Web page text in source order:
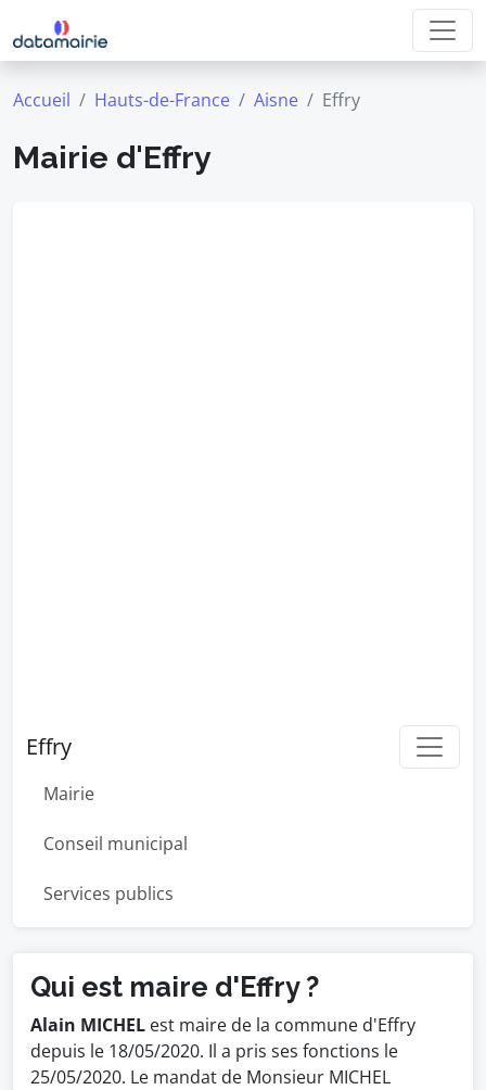
Accueil Hauts-de-France Aisne Effry
Mairie d'Effry
Effry
Mairie
Conseil municipal
Services publics
Qui est maire d'Effry ?
Alain MICHEL est maire de la commune d'Effry
depuis le 18/05/2020. Il a pris ses fonctions le
25/05/2020. Le mandat de Monsieur MICHEL